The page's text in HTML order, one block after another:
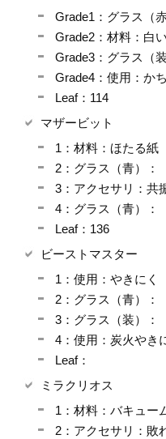
Grade1：グラス（
Grade2：材料：白
Grade3：グラス（
Grade4：使用：か
Leaf：114
マザービット
1：材料：ほたる紙
2：グラス（青）：
3：アクセサリ：共
4：グラス（青）：
Leaf：136
ビーストマスター
1：使用：やきにく
2：グラス（青）：
3：グラス（装）：
4：使用：炭火やき
Leaf：
ミラクリオス
1：材料：バキュー
2：アクセサリ：敗